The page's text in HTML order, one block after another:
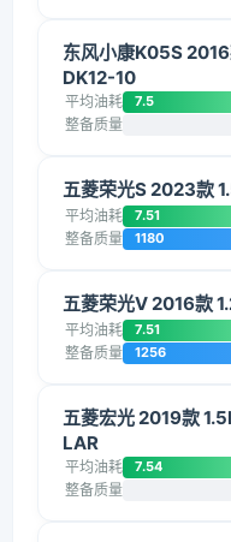
东风小康K05S
DK12-10
平均油耗 7.5
整备质量
五菱荣光S 2023款
平均油耗 7.51
整备质量 1180
五菱荣光V 2016款
平均油耗 7.51
整备质量 1256
五菱宏光 2019款
LAR
平均油耗 7.54
整备质量